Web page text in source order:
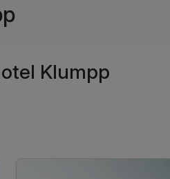
Klumpp